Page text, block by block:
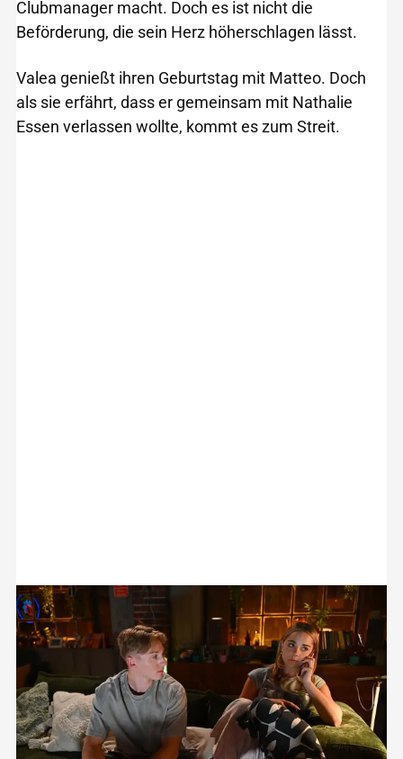
Clubmanager macht. Doch es ist nicht die
Beförderung, die sein Herz höherschlagen lässt.
Valea genießt ihren Geburtstag mit Matteo. Doch
als sie erfährt, dass er gemeinsam mit Nathalie
Essen verlassen wollte, kommt es zum Streit.